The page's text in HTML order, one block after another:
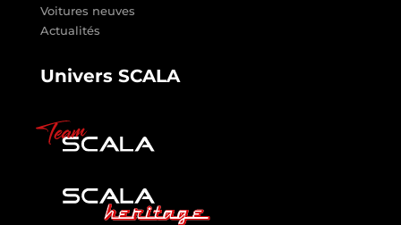
Voitures neuves
Actualités
Univers SCALA